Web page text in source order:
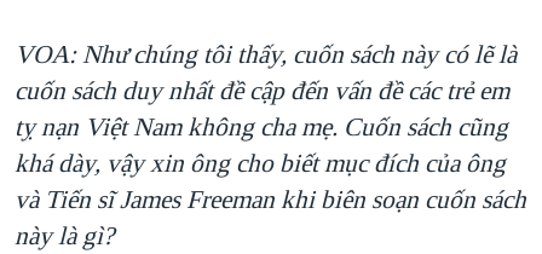
VOA: Như chúng tôi thấy, cuốn sách này có lẽ là
cuốn sách duy nhất đề cập đến vấn đề các trẻ em
tỵ nạn Việt Nam không cha mẹ. Cuốn sách cũng
khá dày, vậy xin ông cho biết mục đích của ông
và Tiến sĩ James Freeman khi biên soạn cuốn sách
này là gì?